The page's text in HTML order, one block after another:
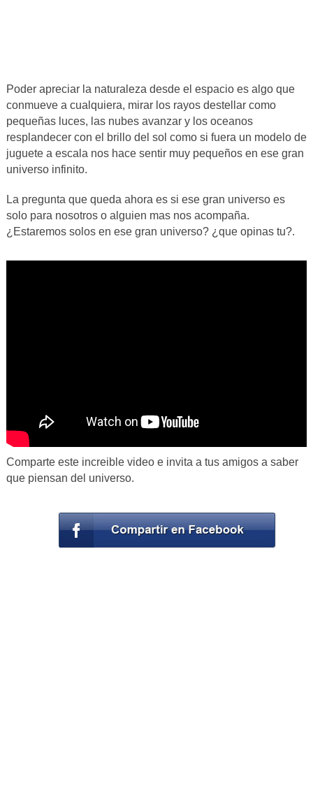
Poder apreciar la naturaleza desde el espacio es algo que
conmueve a cualquiera, mirar los rayos destellar como
pequeñas luces, las nubes avanzar y los oceanos
resplandecer con el brillo del sol como si fuera un modelo de
juguete a escala nos hace sentir muy pequeños en ese gran
universo infinito.
La pregunta que queda ahora es si ese gran universo es
solo para nosotros o alguien mas nos acompaña.
¿Estaremos solos en ese gran universo? ¿que opinas tu?.
Comparte este increible video e invita a tus amigos a saber
que piensan del universo.